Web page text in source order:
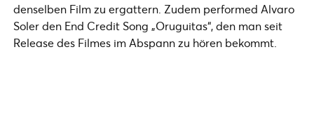
denselben Film zu ergattern. Zudem performed Alvaro
Soler den End Credit Song „Oruguitas“, den man seit
Release des Filmes im Abspann zu hören bekommt.